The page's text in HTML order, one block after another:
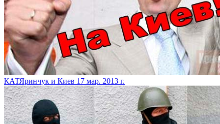
КАТЯринчук и Киев 17 мар. 2013 г.